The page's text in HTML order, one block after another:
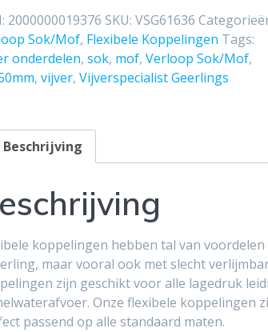
2000000019376 SKU:VSG61636
Sok/Mof, Flexibele Koppelingen Tags:
onderdelen,sok, mof,Verloop Sok/Mof,
,vijver,Vijverspecialist Geerlings
Beschrijving
koppelingen hebben tal van
maar vooral ook met slecht
zijn geschikt voor alle lagedruk
Onze flexibele koppelingen
passend op alle standaard maten.